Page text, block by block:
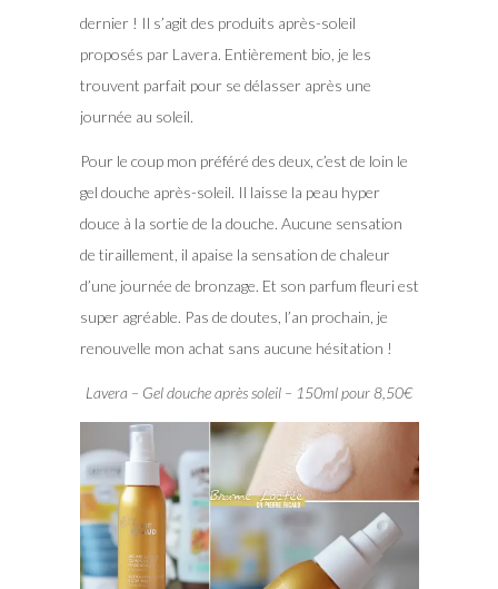
dernier ! Il s’agit des produits après-soleil
proposés par Lavera. Entièrement bio, je les
trouvent parfait pour se délasser après une
journée au soleil.
Pour le coup mon préféré des deux, c’est de loin le
gel douche après-soleil. Il laisse la peau hyper
douce à la sortie de la douche. Aucune sensation
de tiraillement, il apaise la sensation de chaleur
d’une journée de bronzage. Et son parfum fleuri est
super agréable. Pas de doutes, l’an prochain, je
renouvelle mon achat sans aucune hésitation !
Lavera – Gel douche après soleil – 150ml pour 8,50€